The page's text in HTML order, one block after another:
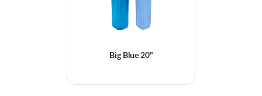
Big Blue 20"